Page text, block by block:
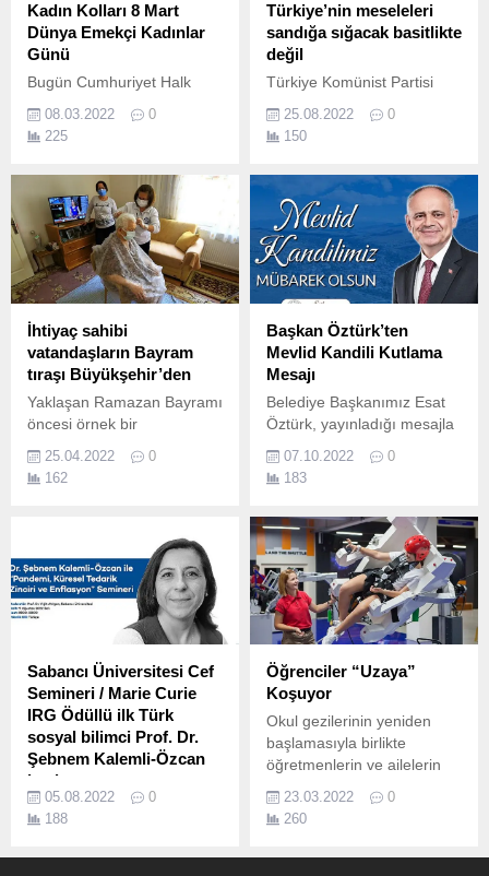
Kadın Kolları 8 Mart
Dünya Emekçi Kadınlar
Günü
Bugün Cumhuriyet Halk
Partisi Kadın Kolları olarak;
81 ilde, 973 ilçede eş
zamanlı basın açıklaması
kadınlarıyla dayanışma
içinde 8 Mart Dünya Emekçi
Kadınlar Gününü
kutluyoruz.
08.03.2022
0
225
Türkiye’nin meseleleri
sandığa sığacak basitlikte
değil
Türkiye Komünist Partisi
Genel Sekreteri Kemal
Okuyan dün akşam Tele
1'de Zeynel Lüle'nin
programına konuk oldu.
25.08.2022
0
150
İhtiyaç sahibi
vatandaşların Bayram
tıraşı Büyükşehir’den
Yaklaşan Ramazan Bayramı
öncesi örnek bir
Muğla Büyükşehir
Belediyesi, yatağa bağımlı
kurallarına uygun bir şekilde
tıraş ediyor.
25.04.2022
0
162
Başkan Öztürk’ten
Mevlid Kandili Kutlama
Mesajı
Belediye Başkanımız Esat
Öztürk, yayınladığı mesajla
Kandili’ni kutladı.
07.10.2022
0
183
Sabancı Üniversitesi Cef
Semineri / Marie Curie
IRG Ödüllü ilk Türk
sosyal bilimci Prof. Dr.
Şebnem Kalemli-Özcan
katılıyor
Sabancı Üniversitesi Finans
Mükemmeliyet
05.08.2022
0
188
Öğrenciler “Uzaya”
Koşuyor
Okul gezilerinin yeniden
başlamasıyla birlikte
öğretmenlerin ve ailelerin
tercihi yine Uzay Kampı
Türkiye oldu.
23.03.2022
0
260